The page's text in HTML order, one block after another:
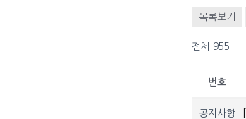
목록보기
전체 955
번호
공지사항